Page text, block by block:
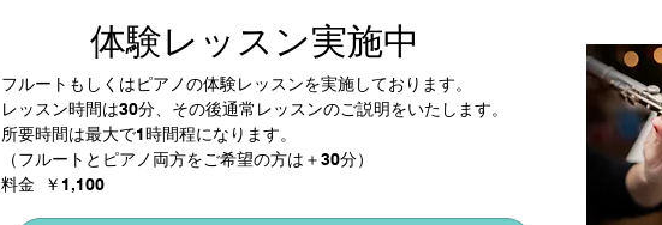
​体験レッスン実施中
フルートもしくはピアノの体験レッスンを実施しております。
レッスン時間は30分、その後通常レッスンのご説明をいたします。
所要時間は最大で1時間程になります。
（フルートとピアノ両方をご希望の方は＋30分）
料金 ￥1,100